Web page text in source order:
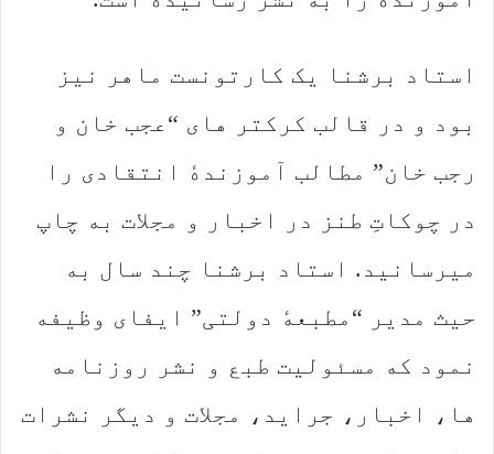
استاد برشنا یک کارتونست ماهر نیز
بود و در قالب کرکتر های “عجب خان و
رجب خان” مطالب آموزندهٔ انتقادی را
در چوکاتِ طنز در اخبار و مجلات به چاپ
میرسانید. استاد برشنا چند سال به
حیث مدیر “مطبعهٔ دولتی” ایفای وظیفه
نمود که مسئولیت طبع و نشر روزنامه
ها، اخبار، جراید، مجلات و دیگر نشرات